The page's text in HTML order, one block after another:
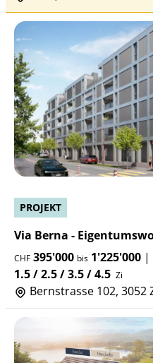
PROJEKT
Via Berna -
CHF 395'000 bis 1'225'000 |
1.5 / 2.5 / 3.5 / 4.5 Zi
Bernstrasse 102, 3052